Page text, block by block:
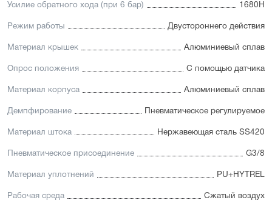
Усилие обратного хода (при 6 бар) 1680Н
Режим работы Двустороннего действия
Материал крышек Алюминиевый сплав
Опрос положения С помощью датчика
Материал корпуса Алюминиевый сплав
Демпфирование Пневматическое регулируемое
Материал штока Нержавеющая сталь SS420
Пневматическое присоединение G3/8
Материал уплотнений PU+HYTREL
Рабочая среда Сжатый воздух